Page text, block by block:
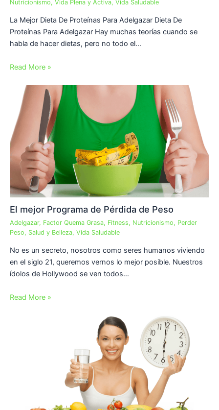
Nutricionismo, Vida Plena y Activa, Vida Saludable
La Mejor Dieta De Proteínas Para Adelgazar Dieta De
Proteínas Para Adelgazar Hay muchas teorías cuando se
habla de hacer dietas, pero no todo el…
Read More »
El mejor Programa de Pérdida de Peso
Adelgazar, Factor Quema Grasa, Fitness, Nutricionismo, Perder
Peso, Salud y Belleza, Vida Saludable
No es un secreto, nosotros como seres humanos viviendo
en el siglo 21, queremos vernos lo mejor posible. Nuestros
ídolos de Hollywood se ven todos…
Read More »